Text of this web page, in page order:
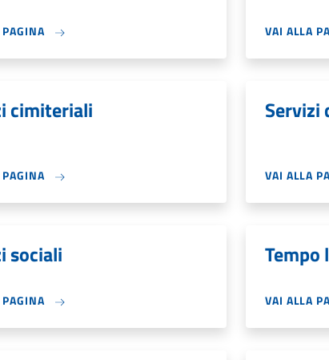
VAI ALLA
cimiteriali Servizi
VAI ALLA
sociali Tempo
VAI ALLA